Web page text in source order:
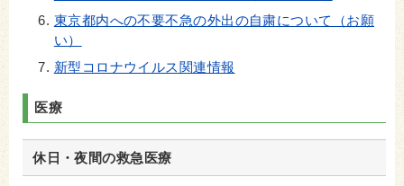
東京都内への不要不急の外出の自粛について（お願
い）
新型コロナウイルス関連情報
医療
休日・夜間の救急医療